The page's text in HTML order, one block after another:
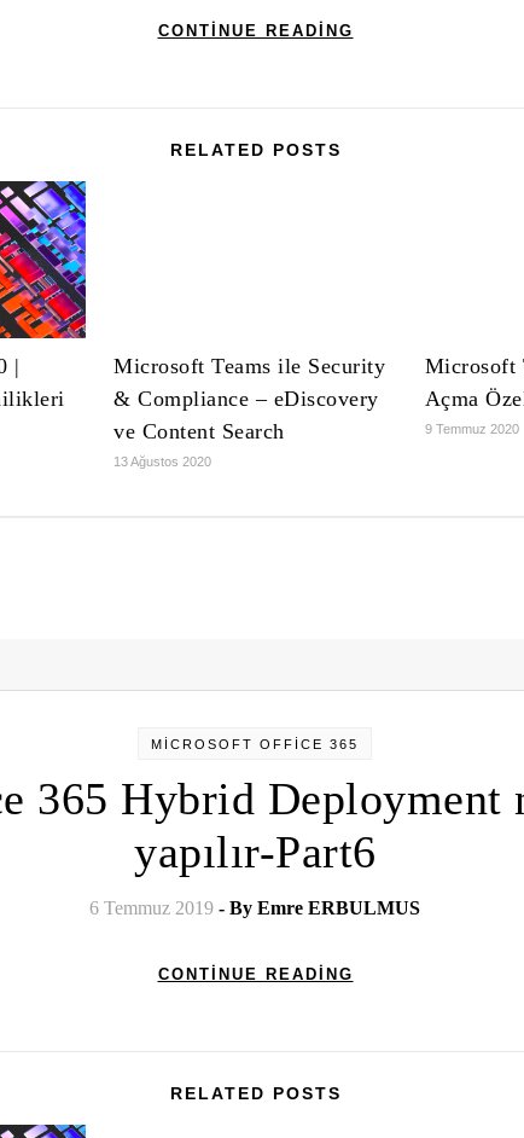
CONTINUE READING
RELATED POSTS
|
Microsoft Teams ile Security
& Compliance – eDiscovery
ve Content Search
13 Ağustos 2020
Microsoft
Açma
9 Temmuz 2020
MİCROSOFT OFFİCE 365
365 Hybrid Deployment
yapılır-Part6
6 Temmuz 2019 - ByEmre ERBULMUS
CONTINUE READING
RELATED POSTS